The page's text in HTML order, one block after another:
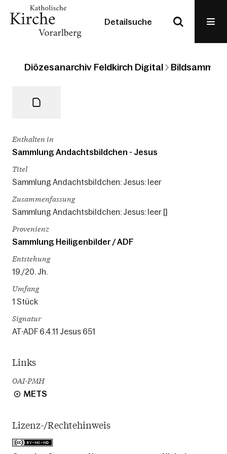
Detailsuche
Diözesanarchiv Feldkirch Digital
Enthalten in
Sammlung Andachtsbildchen - Jesus
Titel
Sammlung Andachtsbildchen: Jesus: leer
Zusammenfassung
Sammlung Andachtsbildchen: Jesus: leer []
Provenienz
Sammlung Heiligenbilder / ADF
Entstehung
19./20. Jh.
Umfang
1 Stück
Signatur
AT-ADF 6.4.11 Jesus 651
Links
OAI-PMH
METS
Lizenz-/Rechtehinweis